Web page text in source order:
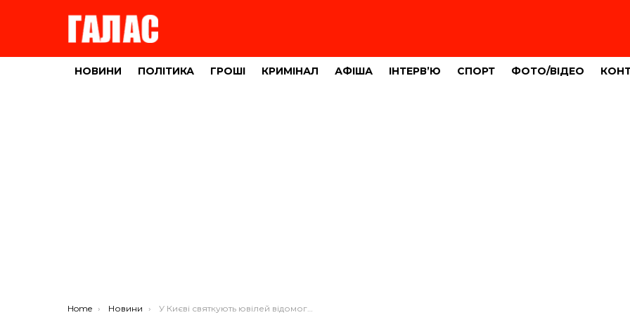
НОВИНИ ПОЛІТИКА ГРОШІ КРИМІНАЛ АФІША ІНТЕРВ’Ю СПОРТ ФОТО/ВІДЕО
You are here:
Home Новини У Києві святкують ювілей відомого уродженця Тернопільщини